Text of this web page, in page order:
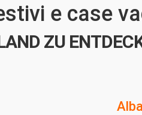
e case
ZU